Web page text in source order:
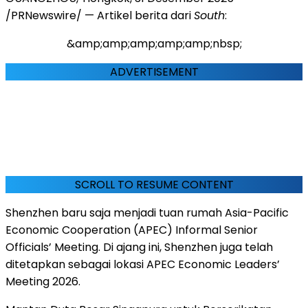
/PRNewswire/ — Artikel berita dariSouth:
&amp;amp;amp;amp;amp;nbsp;
ADVERTISEMENT
SCROLL TO RESUME CONTENT
Shenzhen baru saja menjadi tuan rumah Asia-Pacific
Economic Cooperation (APEC) Informal Senior
Officials’ Meeting. Di ajang ini,Shenzhenjuga telah
ditetapkan sebagai lokasi APEC Economic Leaders’
Meeting 2026.